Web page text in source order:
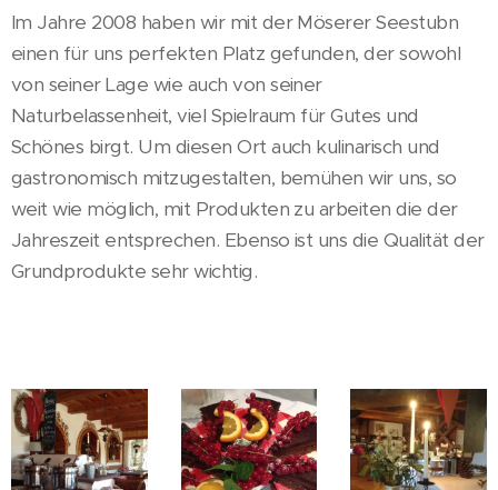
Im Jahre 2008 haben wir mit der Möserer Seestubn
einen für uns perfekten Platz gefunden, der sowohl
von seiner Lage wie auch von seiner
Naturbelassenheit, viel Spielraum für Gutes und
Schönes birgt. Um diesen Ort auch kulinarisch und
gastronomisch mitzugestalten, bemühen wir uns, so
weit wie möglich, mit Produkten zu arbeiten die der
Jahreszeit entsprechen. Ebenso ist uns die Qualität der
Grundprodukte sehr wichtig.